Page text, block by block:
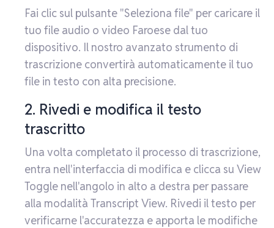
Fai clic sul pulsante "Seleziona file" per caricare il
tuo file audio o video Faroese dal tuo
dispositivo. Il nostro avanzato strumento di
trascrizione convertirà automaticamente il tuo
file in testo con alta precisione.
2. Rivedi e modifica il testo
trascritto
Una volta completato il processo di trascrizione,
entra nell'interfaccia di modifica e clicca su View
Toggle nell'angolo in alto a destra per passare
alla modalità Transcript View. Rivedi il testo per
verificarne l'accuratezza e apporta le modifiche